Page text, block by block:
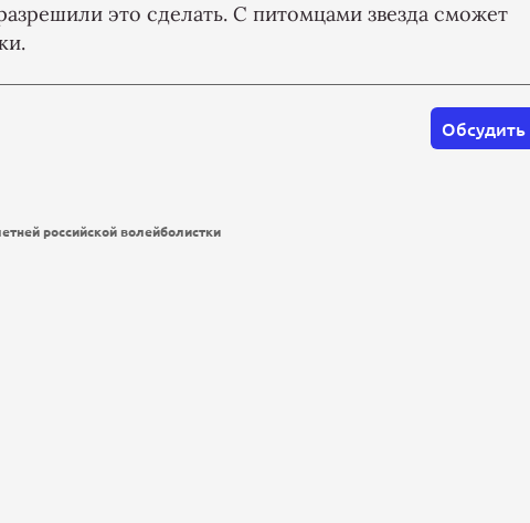
это сделать. С питомцами звезда сможет
Обсудить
российской волейболистки